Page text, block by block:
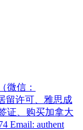
微信：
留许可、雅思成
证、购买加拿大
Email: authent